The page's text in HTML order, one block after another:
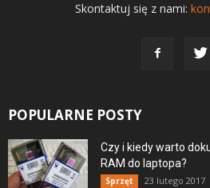
Skontaktuj się z nami:
POPULARNE POSTY
Czy i kiedy warto
RAM do laptopa?
Sprzęt 23 lutego 2017